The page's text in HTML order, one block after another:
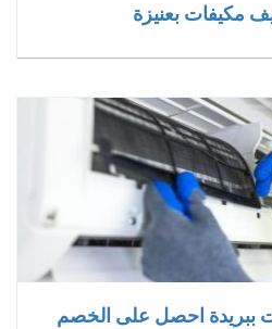
مكيفات بعنيزة
ببريدة احصل على الخصم